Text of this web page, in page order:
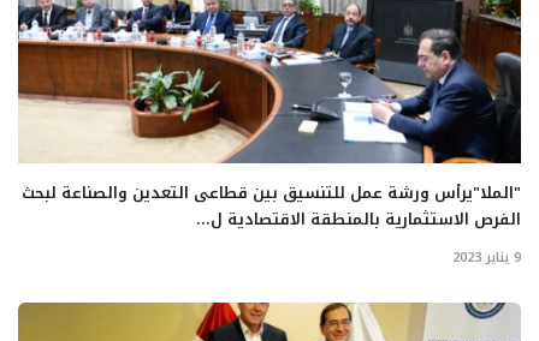
"الملا"يرأس ورشة عمل للتنسيق بين قطاعى التعدين والصناعة لبحث
الفرص الاستثمارية بالمنطقة الاقتصادية ل...
9 يناير 2023